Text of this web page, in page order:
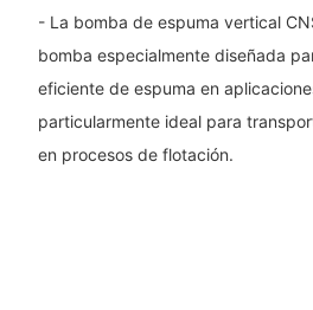
- La bomba de espuma vertical
bomba especialmente diseñada
eficiente de espuma en
particularmente ideal para
en procesos de flotación.